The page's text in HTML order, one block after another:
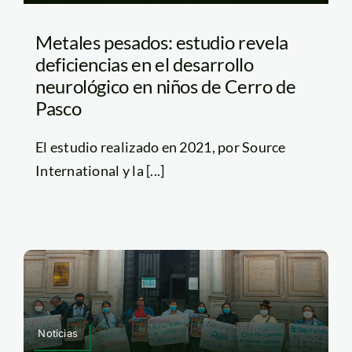
Metales pesados: estudio revela
deficiencias en el desarrollo
neurológico en niños de Cerro de
Pasco
El estudio realizado en 2021, por Source
International y la [...]
Noticias